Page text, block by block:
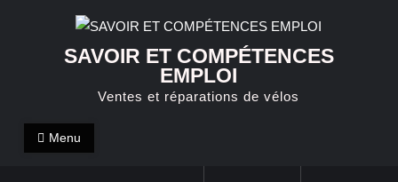
SAVOIR ET COMPÉTENCES
EMPLOI
Ventes et réparations de vélos
Menu